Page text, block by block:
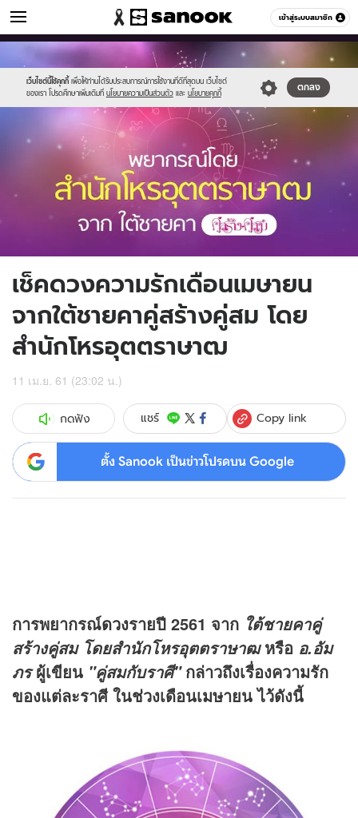
เข้าสู่ระบบสมาชิก
ดูดวง หมวดอื่นๆ
เว็บไซต์นี้ใช้คุกกี้ เพื่อให้ท่านได้รับประสบการณ์การใช้งานที่ดีที่สุดบน เว็บไซต์
ของเรา โปรดศึกษาเพิ่มเติมที่ นโยบายความเป็นส่วนตัว และ นโยบายคุกกี้
ตกลง
Sanook
//s.isanook.com/sr/0/images/logo-
new-
sanook.png
//s.isanook.com/ho/0/ud/27/137387/uttrasat2.jpg
เช็คดวงความรักเดือนเมษายน
จากใต้ชายคาคู่สร้างคู่สม โดย
สำนักโหรอุตตราษาฒ
11 เม.ย. 61 (23:02 น.)
กดฟัง แชร์ Copy link
ตั้ง Sanook เป็นข่าวโปรดบน Google
การพยากรณ์ดวงรายปี 2561 จาก ใต้ชายคาคู่
สร้างคู่สม โดยสำนักโหรอุตตราษาฒหรือ อ.อัม
ภรผู้เขียน "คู่สมกับราศี"กล่าวถึงเรื่องความรัก
ของแต่ละราศี ในช่วงเดือนเมษายน ไว้ดังนี้